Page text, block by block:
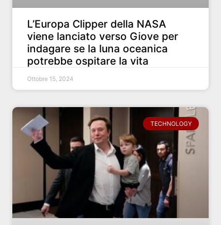
L’Europa Clipper della NASA
viene lanciato verso Giove per
indagare se la luna oceanica
potrebbe ospitare la vita
Ottobre 15, 2024
TECHNOLOGY